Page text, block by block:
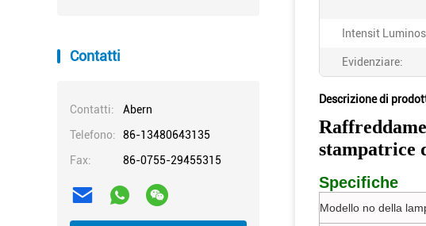
Contatti
Contatti:
Abern
Telefono:
86-13480643135
Fax:
86-0755-29455315
Intensit
Evidenziare:
Descrizione di
stampatrice
Specifiche
Modello no della